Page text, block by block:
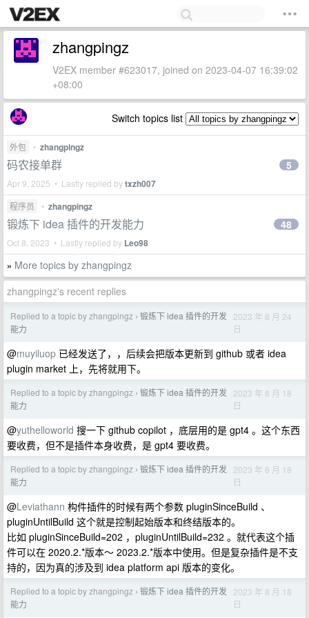
zhangpingz
V2EX member #623017, joined on 2023-04-07 16:39:02
+08:00
Switch topics list
外包 • zhangpingz
码农接单群
Apr 9, 2025 • Lastly replied bytxzh007
5
程序员 • zhangpingz
锻炼下 idea 插件的开发能力
Oct 8, 2023 • Lastly replied by Leo98
48
» More topics by zhangpingz
zhangpingz's recent replies
Replied to a topic by zhangpingz › 锻炼下 idea 插件的开发
能力
2023 年 8 月 24
日
@muyiluop 已经发送了，，后续会把版本更新到 github 或者 idea
plugin market 上，先将就用下。
Replied to a topic by zhangpingz › 锻炼下 idea 插件的开发
能力
2023 年 8 月 18
日
@yuthelloworld 搜一下 github copilot ，底层用的是 gpt4 。这个东西
要收费，但不是插件本身收费，是 gpt4 要收费。
Replied to a topic by zhangpingz › 锻炼下 idea 插件的开发
能力
2023 年 8 月 18
日
@Leviathann 构件插件的时候有两个参数 pluginSinceBuild 、
pluginUntilBuild 这个就是控制起始版本和终结版本的。
比如 pluginSinceBuild=202 ，pluginUntilBuild=232 。就代表这个插
件可以在 2020.2.*版本～ 2023.2.*版本中使用。但是复杂插件是不支
持的，因为真的涉及到 idea platform api 版本的变化。
Replied to a topic by zhangpingz › 锻炼下 idea 插件的开发
能力
2023 年 8 月 18
日